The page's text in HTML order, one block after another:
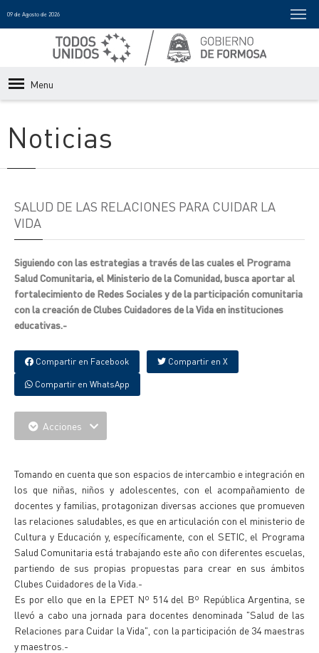
09 de Agosto de 2026
Menu
Noticias
SALUD DE LAS RELACIONES PARA CUIDAR LA
VIDA
Siguiendo con las estrategias a través de las cuales el Programa
Salud Comunitaria, el Ministerio de la Comunidad, busca aportar al
fortalecimiento de Redes Sociales y de la participación comunitaria
con la creación de Clubes Cuidadores de la Vida en instituciones
educativas.-
Compartir en Facebook Compartir en X
Compartir en WhatsApp
Acciones
Tomando en cuenta que son espacios de intercambio e integración en
los que niñas, niños y adolescentes, con el acompañamiento de
docentes y familias, protagonizan diversas acciones que promueven
las relaciones saludables, es que en articulación con el ministerio de
Cultura y Educación y, específicamente, con el SETIC, el Programa
Salud Comunitaria está trabajando este año con diferentes escuelas,
partiendo de sus propias propuestas para crear en sus ámbitos
Clubes Cuidadores de la Vida.-
Es por ello que en la EPET Nº 514 del Bº República Argentina, se
llevó a cabo una jornada para docentes denominada "Salud de las
Relaciones para Cuidar la Vida", con la participación de 34 maestras
y maestros.-